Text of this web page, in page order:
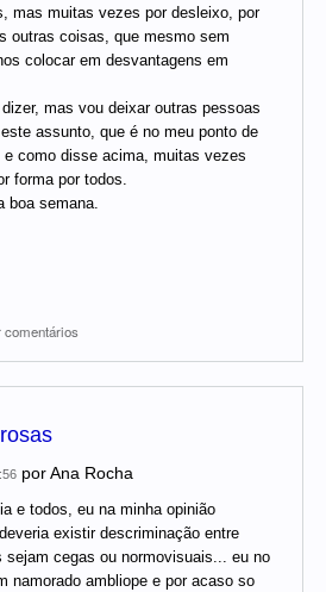
mas muitas vezes por desleixo, por
outras coisas, que mesmo sem
colocar em desvantagens em
mas vou deixar outras pessoas
assunto, que é no meu ponto de
como disse acima, muitas vezes
forma por todos.
boa semana.
comentários
porAna Rocha
e todos, eu na minha opinião
existir descriminação entre
sejam cegas ou normovisuais... eu no
namorado ambliope e por acaso so